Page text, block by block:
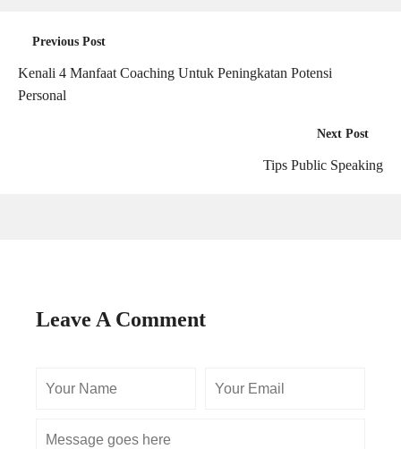
Previous Post
Kenali 4 Manfaat Coaching Untuk Peningkatan Potensi
Personal
Next Post
Tips Public Speaking
Leave A Comment